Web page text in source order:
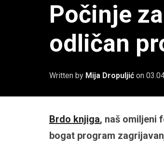
Počinje
odličan
Written by Mija Dropuljić on
Brdo knjiga, naš omiljeni
bogat program